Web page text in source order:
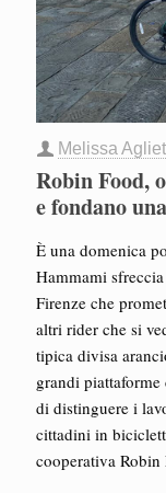
Melissa
Robin Food,
e fondano
È una domenica
Hammami
Firenze che
altri rider che si
tipica divisa
grandi
di distinguere i
cittadini in
cooperativa